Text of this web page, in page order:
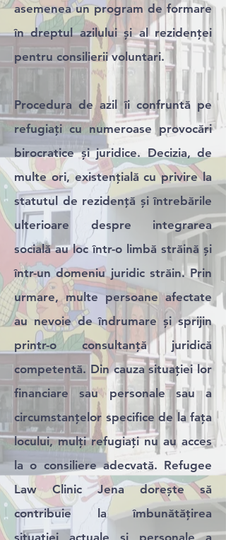
asemenea un program de formare
în dreptul azilului și al rezidenței
pentru consilierii voluntari.
Procedura de azil îi confruntă pe
refugiați cu numeroase provocări
birocratice și juridice. Decizia, de
multe ori, existențială cu privire la
statutul de rezidență și întrebările
ulterioare despre integrarea
socială au loc într-o limbă străină și
într-un domeniu juridic străin. Prin
urmare, multe persoane afectate
au nevoie de îndrumare și sprijin
printr-o consultanță juridică
competentă. Din cauza situației lor
financiare sau personale sau a
circumstanțelor specifice de la fața
locului, mulți refugiați nu au acces
la o consiliere adecvată. Refugee
Law Clinic Jena dorește să
contribuie la îmbunătățirea
situației actuale și personale a